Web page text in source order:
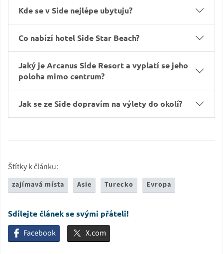
Kde se v Side nejlépe ubytuju?
Co nabízí hotel Side Star Beach?
Jaký je Arcanus Side Resort a vyplatí se jeho
poloha mimo centrum?
Jak se ze Side dopravím na výlety do okolí?
Štítky k článku:
zajímavá místa Asie Turecko Evropa
Sdílejte článek se svými přáteli!
Facebook X.com